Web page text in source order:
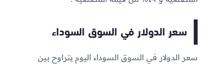
سعر الدولار في السوق السوداء
سعر الدولار في السوق السوداء اليوم يتراوح بين